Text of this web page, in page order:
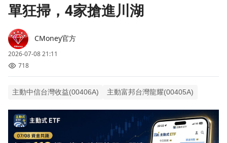
單狂掃，4家搶進川湖
CMoney官方
2026-07-08 21:11
718
主動中信台灣收益(00406A) 主動富邦台灣龍耀(00405A)